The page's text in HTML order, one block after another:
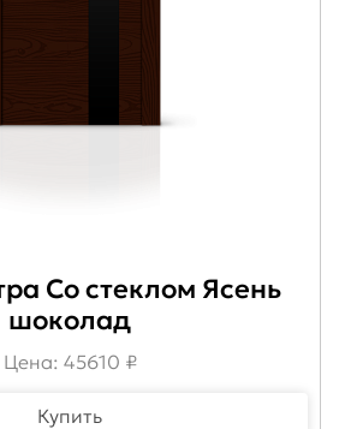
Со стеклом Ясень
шоколад
Цена: 45610 ₽
Купить